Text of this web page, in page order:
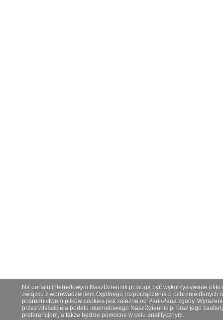
Na portalu internetowym NaszDziennik.pl mogą być wykorzystywane
związku z wprowadzeniem Ogólnego rozporządzenia o ochronie danych
pośrednictwem plików cookies jest zależne od Pani/Pana zgody.
przez właściciela portalu internetowego NaszDziennik.pl oraz jego
preferencjom, a także będzie pomocne w celu analitycznym.